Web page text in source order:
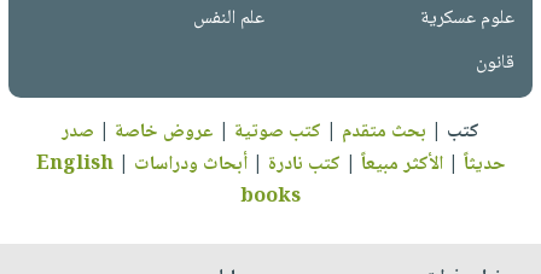
علوم عسكرية
علم النفس
قانون
كتب | بحث متقدم | كتب صوتية | عروض خاصة | صدر
حديثاً |الأكثر مبيعاً | كتب نادرة |أبحاث ودراسات |
English
books